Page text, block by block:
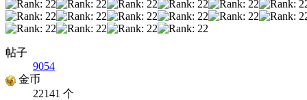
帖子
9054
金币
22141 个